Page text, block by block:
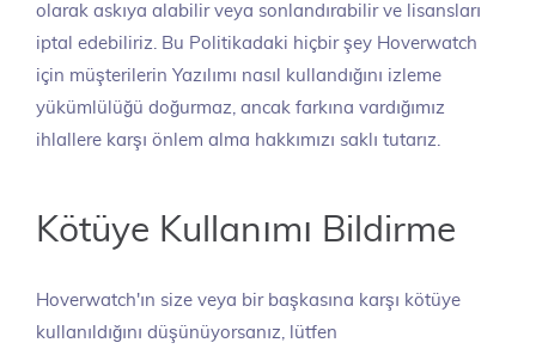
olarak askıya alabilir veya sonlandırabilir ve lisansları
iptal edebiliriz. Bu Politikadaki hiçbir şey Hoverwatch
için müşterilerin Yazılımı nasıl kullandığını izleme
yükümlülüğü doğurmaz, ancak farkına vardığımız
ihlallere karşı önlem alma hakkımızı saklı tutarız.
Kötüye Kullanımı Bildirme
Hoverwatch'ın size veya bir başkasına karşı kötüye
kullanıldığını düşünüyorsanız, lütfen